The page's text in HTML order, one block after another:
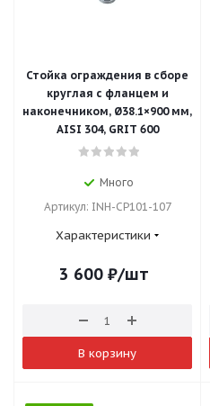
Стойка ограждения в сборе
круглая с фланцем и
наконечником, Ø38.1×900 мм,
AISI 304, GRIT 600
Много
Артикул: INH-CP101-107
Характеристики
3 600 ₽/шт
В корзину